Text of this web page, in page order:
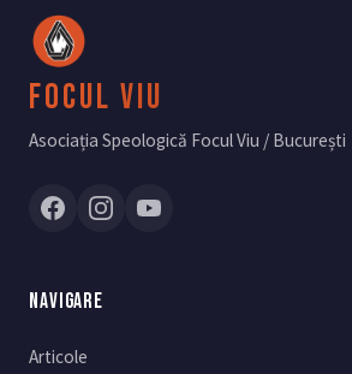
Focul Viu
Asociația Speologică Focul Viu / București
NAVIGARE
Articole